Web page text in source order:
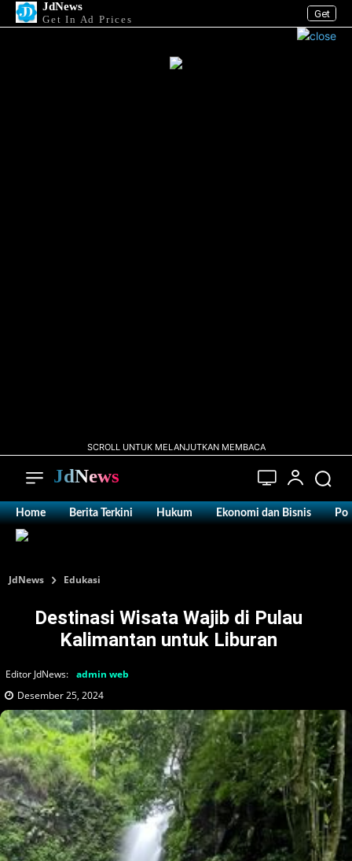
Get
JdNews
Get In Ad Prices
SCROLL UNTUK MELANJUTKAN MEMBACA
JdNews
Home Berita Terkini Hukum Ekonomi dan Bisnis
JdNews Edukasi
Destinasi Wisata Wajib di Pulau
Kalimantan untuk Liburan
Editor JdNews: admin web
Desember 25, 2024